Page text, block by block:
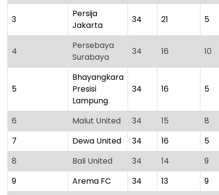
3
Persija
Jakarta
34 21 5
4
Persebaya
Surabaya
34 16 10
5
Bhayangkara
Presisi
Lampung
34 16 5
6 Malut United 34 15
8
7
Dewa United 34 16
5
8
Bali United 34 14
9
9
Arema FC 34 13 9